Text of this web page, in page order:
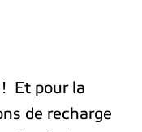
Et pour la
de recharge